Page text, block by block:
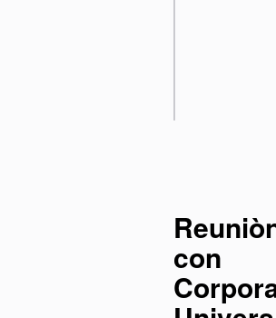
con